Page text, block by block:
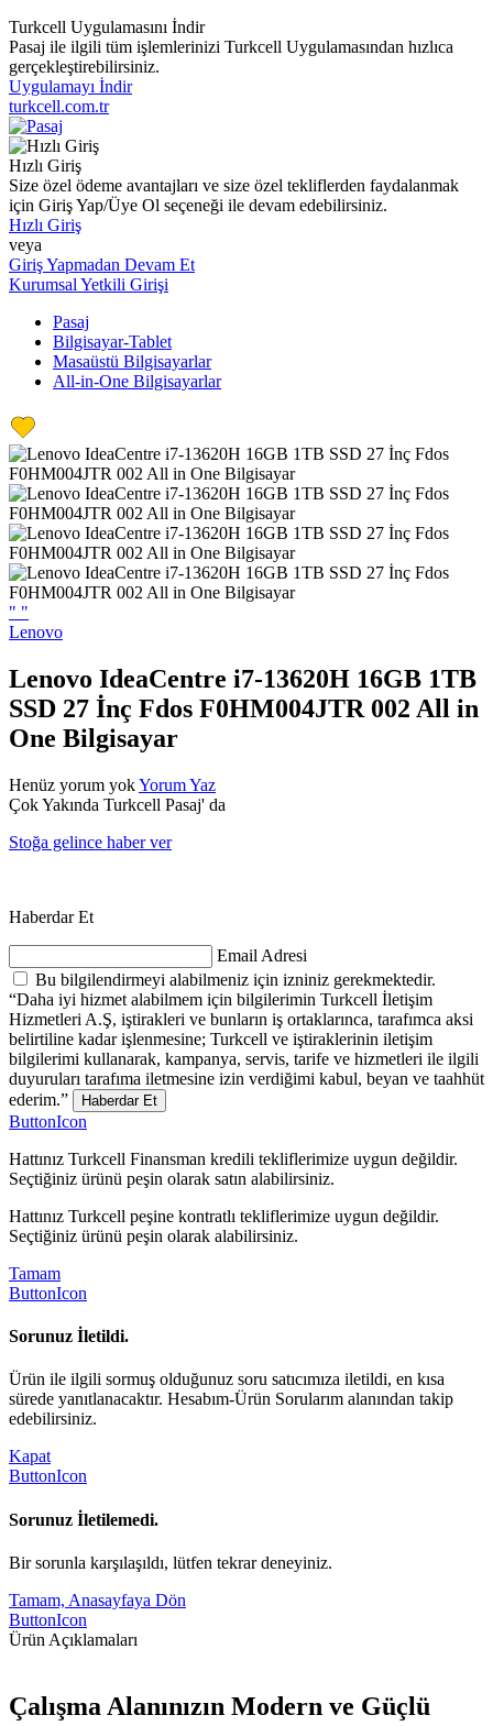
Turkcell Uygulamasını İndir
Pasaj ile ilgili tüm işlemlerinizi Turkcell Uygulamasından hızlıca
gerçekleştirebilirsiniz.
Uygulamayı İndir
turkcell.com.tr
Hızlı Giriş
Size özel ödeme avantajları ve size özel tekliflerden faydalanmak
için Giriş Yap/Üye Ol seçeneği ile devam edebilirsiniz.
Hızlı Giriş
veya
Giriş Yapmadan Devam Et
Kurumsal Yetkili Girişi
Pasaj
Bilgisayar-Tablet
Masaüstü Bilgisayarlar
All-in-One Bilgisayarlar
" "
Lenovo
Lenovo IdeaCentre i7-13620H 16GB 1TB
SSD 27 İnç Fdos F0HM004JTR 002 All in
One Bilgisayar
Henüz yorum yokYorum Yaz
Çok Yakında Turkcell Pasaj' da
Stoğa gelince haber ver
Haberdar Et
Email Adresi
Bu bilgilendirmeyi alabilmeniz için izniniz gerekmektedir.
“Daha iyi hizmet alabilmem için bilgilerimin Turkcell İletişim
Hizmetleri A.Ş, iştirakleri ve bunların iş ortaklarınca, tarafımca aksi
belirtiline kadar işlenmesine; Turkcell ve iştiraklerinin iletişim
bilgilerimi kullanarak, kampanya, servis, tarife ve hizmetleri ile ilgili
duyuruları tarafıma iletmesine izin verdiğimi kabul, beyan ve taahhüt
ederim.”
Haberdar Et
ButtonIcon
Hattınız Turkcell Finansman kredili tekliflerimize uygun değildir.
Seçtiğiniz ürünü peşin olarak satın alabilirsiniz.
Hattınız Turkcell peşine kontratlı tekliflerimize uygun değildir.
Seçtiğiniz ürünü peşin olarak alabilirsiniz.
Tamam
ButtonIcon
Sorunuz İletildi.
Ürün ile ilgili sormuş olduğunuz soru satıcımıza iletildi, en kısa
sürede yanıtlanacaktır. Hesabım-Ürün Sorularım alanından takip
edebilirsiniz.
Kapat
ButtonIcon
Sorunuz İletilemedi.
Bir sorunla karşılaşıldı, lütfen tekrar deneyiniz.
Tamam, Anasayfaya Dön
ButtonIcon
Ürün Açıklamaları
Çalışma Alanınızın Modern ve Güçlü